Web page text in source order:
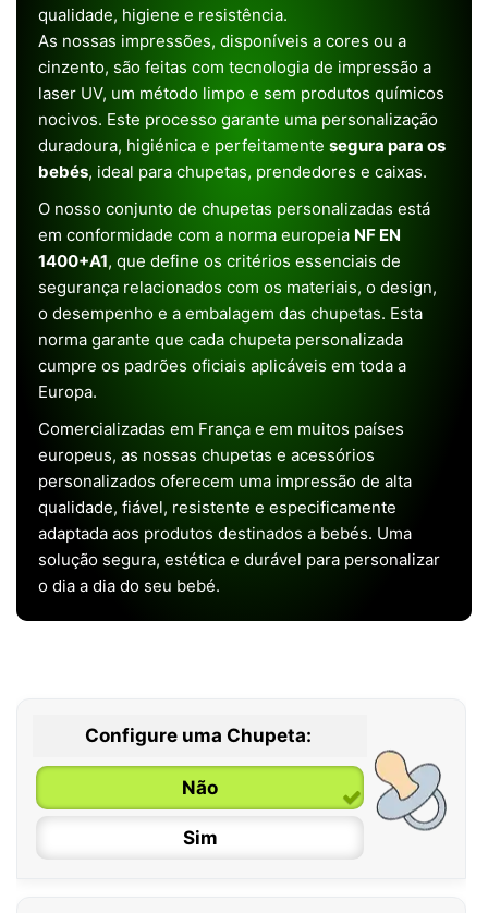
qualidade, higiene e resistência.
As nossas impressões, disponíveis a cores ou a
cinzento, são feitas com tecnologia de impressão a
laser UV, um método limpo e sem produtos químicos
nocivos. Este processo garante uma personalização
duradoura, higiénica e perfeitamente segura para os
bebés, ideal para chupetas, prendedores e caixas.
O nosso conjunto de chupetas personalizadas está
em conformidade com a norma europeia NF EN
1400+A1, que define os critérios essenciais de
segurança relacionados com os materiais, o design,
o desempenho e a embalagem das chupetas. Esta
norma garante que cada chupeta personalizada
cumpre os padrões oficiais aplicáveis em toda a
Europa.
Comercializadas em França e em muitos países
europeus, as nossas chupetas e acessórios
personalizados oferecem uma impressão de alta
qualidade, fiável, resistente e especificamente
adaptada aos produtos destinados a bebés. Uma
solução segura, estética e durável para personalizar
o dia a dia do seu bebé.
Configure uma Chupeta:
Não
Sim